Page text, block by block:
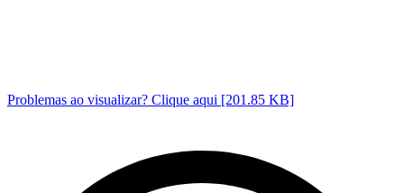
Problemas ao visualizar? Clique aqui [201.85 KB]